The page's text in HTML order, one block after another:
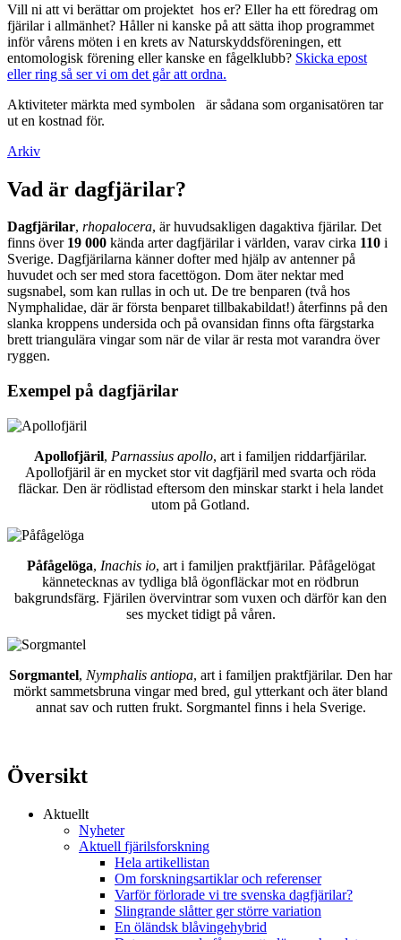
Vill ni att vi berättar om projektet hos er? Eller ha ett föredrag om
fjärilar i allmänhet? Håller ni kanske på att sätta ihop programmet
inför vårens möten i en krets av Naturskyddsföreningen, ett
entomologisk förening eller kanske en fågelklubb? Skicka epost
eller ring så ser vi om det går att ordna.
Aktiviteter märkta med symbolen
är sådana som organisatören tar
ut en kostnad för.
Arkiv
Vad är dagfjärilar?
Dagfjärilar, rhopalocera, är huvudsakligen dagaktiva fjärilar. Det
finns över 19 000 kända arter dagfjärilar i världen, varav cirka 110 i
Sverige. Dagfjärilarna känner dofter med hjälp av antenner på
huvudet och ser med stora facettögon. Dom äter nektar med
sugsnabel, som kan rullas in och ut. De tre benparen (två hos
Nymphalidae, där är första benparet tillbakabildat!) återfinns på den
slanka kroppens undersida och på ovansidan finns ofta färgstarka
brett triangulära vingar som när de vilar är resta mot varandra över
ryggen.
Exempel på dagfjärilar
Apollofjäril, Parnassius apollo, art i familjen riddarfjärilar.
Apollofjäril är en mycket stor vit dagfjäril med svarta och röda
fläckar. Den är rödlistad eftersom den minskar starkt i hela landet
utom på Gotland.
Påfågelöga, Inachis io, art i familjen praktfjärilar. Påfågelögat
kännetecknas av tydliga blå ögonfläckar mot en rödbrun
bakgrundsfärg. Fjärilen övervintrar som vuxen och därför kan den
ses mycket tidigt på våren.
Sorgmantel, Nymphalis antiopa, art i familjen praktfjärilar. Den har
mörkt sammetsbruna vingar med bred, gul ytterkant och äter bland
annat sav och rutten frukt. Sorgmantel finns i hela Sverige.
Översikt
Aktuellt
Nyheter
Aktuell fjärilsforskning
Hela artikellistan
Om forskningsartiklar och referenser
Varför förlorade vi tre svenska dagfjärilar?
Slingrande slåtter ger större variation
En öländsk blåvingehybrid